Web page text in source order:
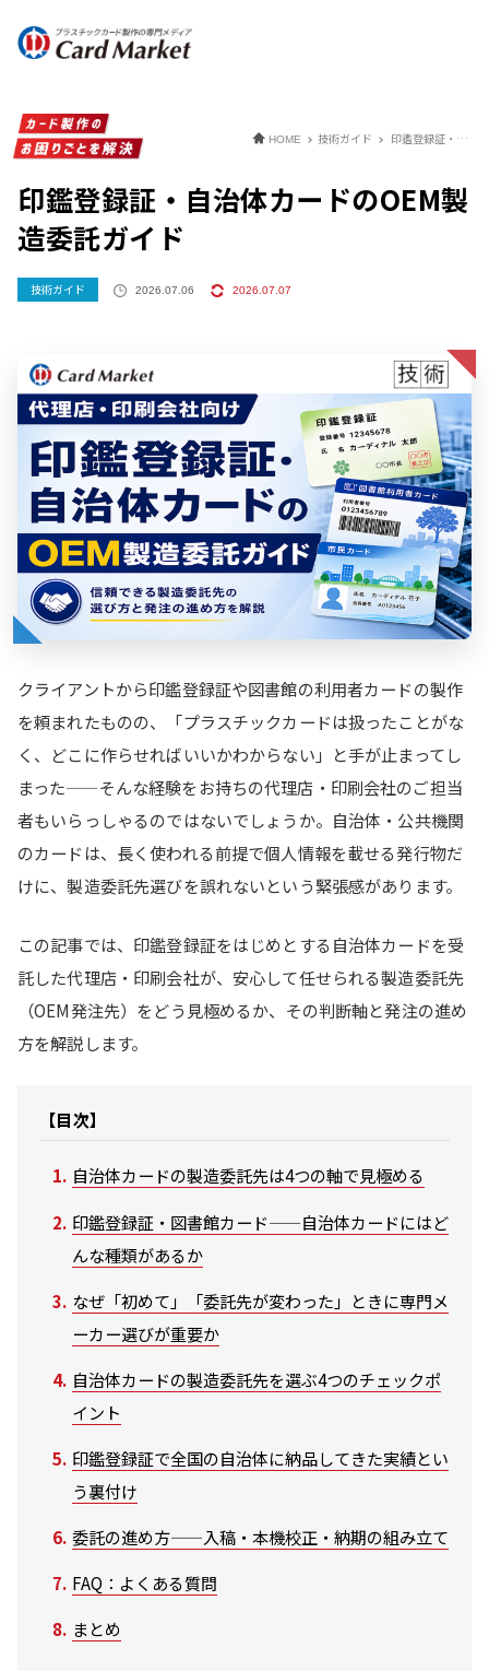
HOME 技術ガイド 印鑑登録証・自治体カードのOEM製造委託ガイド
印鑑登録証・自治体カードのOEM製
造委託ガイド
技術ガイド 2026.07.06 2026.07.07
クライアントから印鑑登録証や図書館の利用者カードの製作
を頼まれたものの、「プラスチックカードは扱ったことがな
く、どこに作らせればいいかわからない」と手が止まってし
まった——そんな経験をお持ちの代理店・印刷会社のご担当
者もいらっしゃるのではないでしょうか。自治体・公共機関
のカードは、長く使われる前提で個人情報を載せる発行物だ
けに、製造委託先選びを誤れないという緊張感があります。
この記事では、印鑑登録証をはじめとする自治体カードを受
託した代理店・印刷会社が、安心して任せられる製造委託先
（OEM発注先）をどう見極めるか、その判断軸と発注の進め
方を解説します。
【目次】
自治体カードの製造委託先は4つの軸で見極める
印鑑登録証・図書館カード——自治体カードにはど
んな種類があるか
なぜ「初めて」「委託先が変わった」ときに専門メ
ーカー選びが重要か
自治体カードの製造委託先を選ぶ4つのチェックポ
イント
印鑑登録証で全国の自治体に納品してきた実績とい
う裏付け
委託の進め方——入稿・本機校正・納期の組み立て
FAQ：よくある質問
まとめ